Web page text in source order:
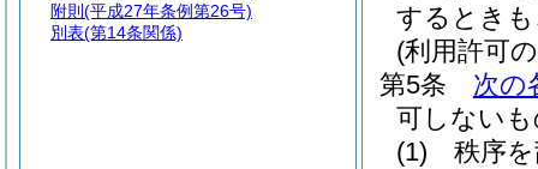
するとき
(利用許可
第5条
次の
可しない
(1)
秩序
附則 (平成27年条例第26号)
別表(第14条関係)